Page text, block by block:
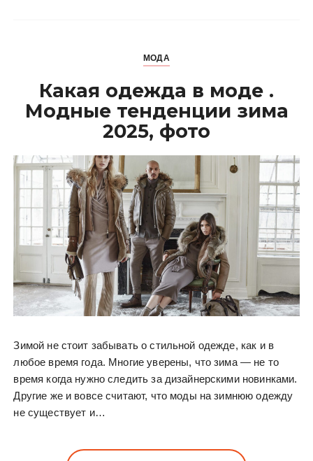
МОДА
Какая одежда в моде .
Модные тенденции зима
2025, фото
Зимой не стоит забывать о стильной одежде, как и в
любое время года. Многие уверены, что зима — не то
время когда нужно следить за дизайнерскими новинками.
Другие же и вовсе считают, что моды на зимнюю одежду
не существует и…